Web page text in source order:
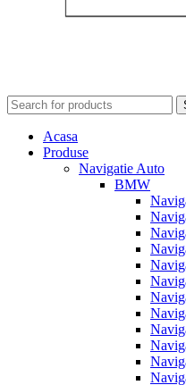
Acasa
Produse
Navigatie Auto
BMW